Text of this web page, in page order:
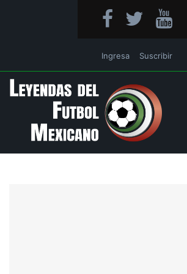
Ingresa Suscribir